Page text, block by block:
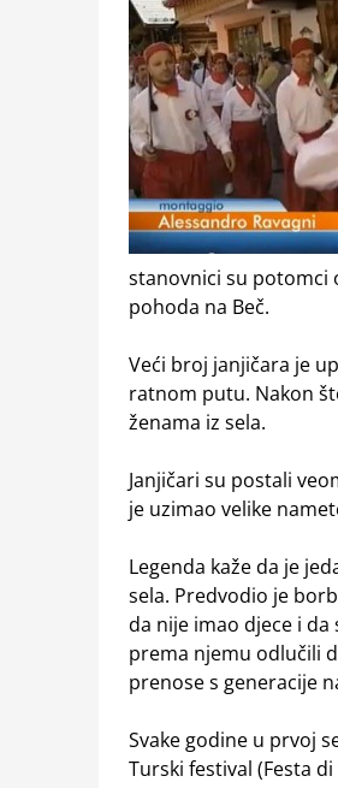
stanovnici su potomci
pohoda na Beč.
Veći broj janjičara je
ratnom putu. Nakon
ženama iz sela.
Janjičari su postali
je uzimao velike
Legenda kaže da je
sela. Predvodio je
da nije imao djece i
prema njemu odlučili
prenose s generacije
Svake godine u prvoj
Turski festival (Festa